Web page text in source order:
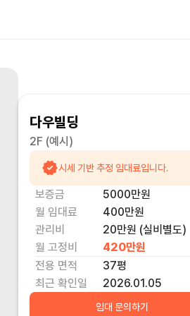
다우빌딩
2F (예시)
시세 기반 추정 임대료입니다.
보증금 5000만원
월 임대료
400만원
관리비
20만원 (실비별도)
월 고정비
420만원
전용 면적
37평
최근 확인일
2026.01.05
임대 문의하기